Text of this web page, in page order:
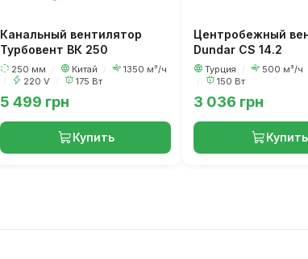
Канальный вентилятор
Турбовент ВК 250
250 мм Китай
1350 м³/ч
220 V 175 Вт
5 499 грн
Купить
Центробежный
Dundar CS 14.2
Турция 500 м³/ч
150 Вт
3 036 грн
Купить